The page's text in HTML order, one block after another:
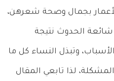
بجمال وصحة شعرهن،
الحدوث نتيجة
وتبذل النساء كل ما
لذا تابعي المقال